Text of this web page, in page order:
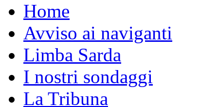
Home
Avviso ai naviganti
Limba Sarda
I nostri sondaggi
La Tribuna